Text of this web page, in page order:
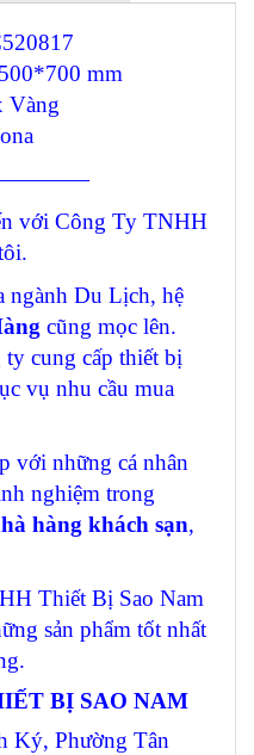
mm
Vàng
với Công Ty TNHH
ngành Du Lịch, hệ
cũng mọc lên.
cung cấp thiết bị
vụ nhu cầu mua
với những cá nhân
nghiệm trong
hàng khách sạn,
Thiết Bị Sao Nam
sản phẩm tốt nhất
BỊ SAO NAM
Ký, Phường Tân